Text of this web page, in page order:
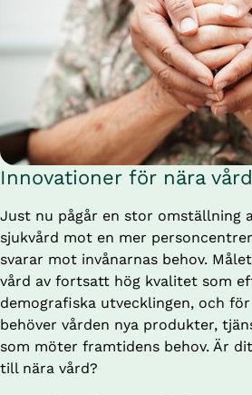
Innovationer för nära vård
Just nu pågår en stor omställning
sjukvård mot en mer
svarar mot invånarnas behov.
vård av fortsatt hög kvalitet som
demografiska utvecklingen, och
behöver vården nya produkter,
som möter framtidens behov. Är
till nära vård?